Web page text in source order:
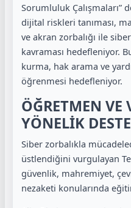
Sorumluluk Çalışmaları”
dijital riskleri tanıması,
ve akran zorbalığı ile
kavraması hedefleniyor.
kurma, hak arama ve
öğrenmesi hedefleniyor.
ÖĞRETMEN VE
YÖNELİK
Siber zorbalıkla
üstlendiğini vurgulayan
güvenlik, mahremiyet,
nezaketi konularında